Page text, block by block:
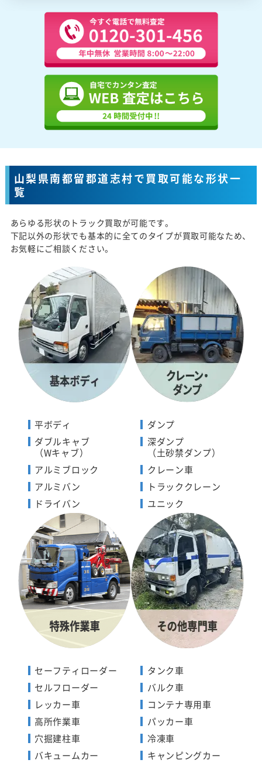
山梨県南都留郡道志村で買取可能な形状一
覧
あらゆる形状のトラック買取が可能です。
下記以外の形状でも基本的に全てのタイプが買取可能なため、
お気軽にご相談ください。
平ボディ
ダブルキャブ
（Wキャブ）
アルミブロック
アルミバン
ドライバン
ダンプ
深ダンプ
（土砂禁ダンプ）
クレーン車
トラッククレーン
ユニック
セーフティローダー
セルフローダー
レッカー車
高所作業車
穴掘建柱車
バキュームカー
タンク車
バルク車
コンテナ専用車
パッカー車
冷凍車
キャンピングカー